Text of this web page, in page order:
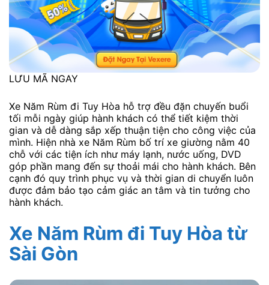
LƯU MÃ NGAY
Xe Năm Rùm đi Tuy Hòa hỗ trợ đều đặn chuyến buổi
tối mỗi ngày giúp hành khách có thể tiết kiệm thời
gian và dễ dàng sắp xếp thuận tiện cho công việc của
mình. Hiện nhà xe Năm Rùm bố trí xe giường nằm 40
chỗ với các tiện ích như máy lạnh, nước uống, DVD
góp phần mang đến sự thoải mái cho hành khách. Bên
cạnh đó quy trình phục vụ và thời gian di chuyển luôn
được đảm bảo tạo cảm giác an tâm và tin tưởng cho
hành khách.
Xe Năm Rùm đi Tuy Hòa từ
Sài Gòn